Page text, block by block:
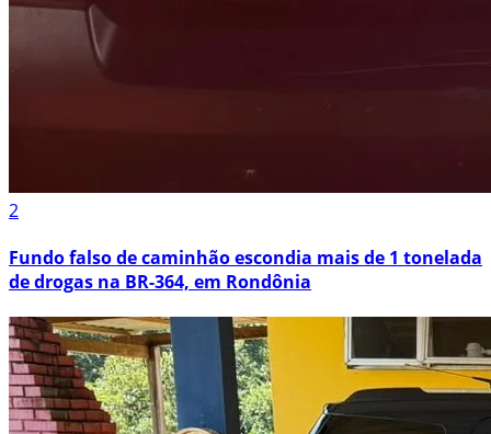
2
Fundo falso de caminhão escondia mais de 1 tonelada
de drogas na BR-364, em Rondônia